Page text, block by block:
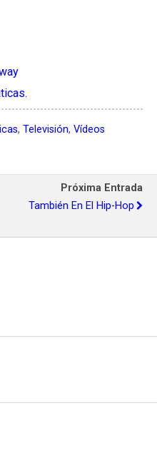
, Televisión, Vídeos
Próxima Entrada
También En El Hip-Hop